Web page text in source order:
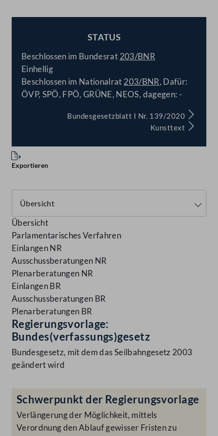
STATUS
Beschlossen im Bundesrat 203/BNR
Einhellig
Beschlossen im Nationalrat 203/BNR, Dafür:
ÖVP, SPÖ, FPÖ, GRÜNE, NEOS, dagegen: -
Bundesgesetzblatt I Nr. 139/2020
Kunsttext
Exportieren
Übersicht
Parlamentarisches Verfahren
Einlangen NR
Ausschussberatungen NR
Plenarberatungen NR
Einlangen BR
Ausschussberatungen BR
Plenarberatungen BR
Regierungsvorlage:
Bundes(verfassungs)gesetz
Bundesgesetz, mit dem das Seilbahngesetz 2003
geändert wird
Schwerpunkt der Regierungsvorlage
Verlängerung der Möglichkeit, mittels
Verordnung den Ablauf gewisser Fristen zu